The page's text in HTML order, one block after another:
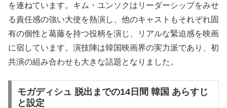
を連ねています。キム・ユンソクはリーダーシップをみせ
る責任感の強い大使を熱演し、他のキャストもそれぞれ固
有の個性と葛藤を持つ役柄を演じ、リアルな緊迫感を映画
に宿しています。演技陣は韓国映画界の実力派であり、初
共演の組み合わせも大きな話題となりました。
モガディシュ 脱出までの14日間 韓国 あらすじ
と設定